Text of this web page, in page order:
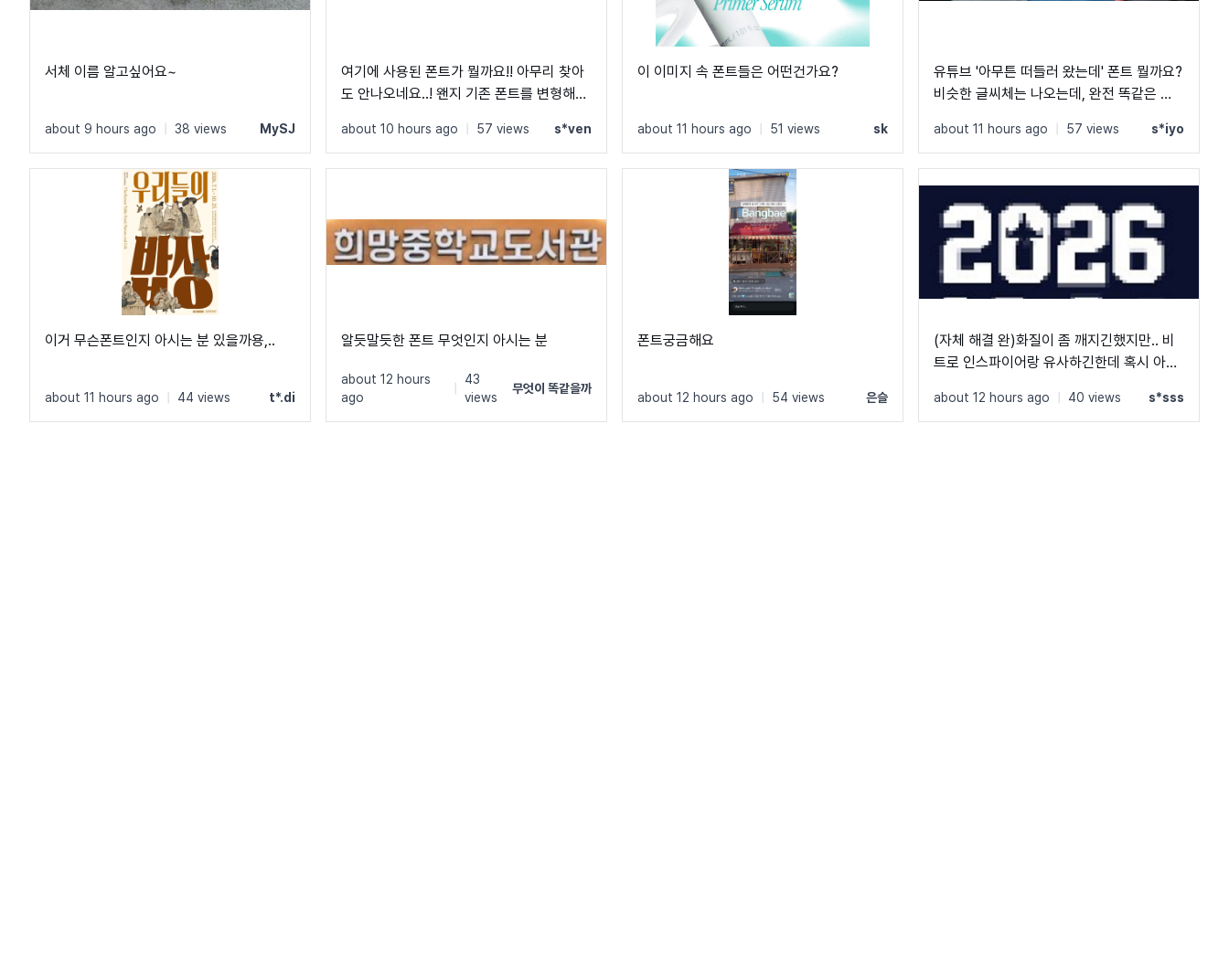
서체 이름 알고싶어요~
about 9 hours ago 38 views MySJ
여기에 사용된 폰트가 뭘까요!! 아무리 찾아
도 안나오네요..! 왠지 기존 폰트를 변형해서
니다!
about 10 hours ago 57 views s*ven
이 이미지 속 폰트들은 어떤건가요?
about 11 hours ago 51 views sk
유튜브 '아무튼 떠들러 왔는데' 폰트 뭘까요?
비슷한 글씨체는 나오는데, 완전 똑같은 폰
about 11 hours ago 57 views s*iyo
이거 무슨폰트인지 아시는 분 있을까용,..
about 11 hours ago 44 views t*.di
알듯말듯한 폰트 무엇인지 아시는 분
about 12 hours
ago
43
views
무엇이 똑같을까
폰트궁금해요
about 12 hours ago 54 views 은슬
(자체 해결 완)화질이 좀 깨지긴했지만.. 비
트로 인스파이어랑 유사하긴한데 혹시 아시
about 12 hours ago 40 views s*sss